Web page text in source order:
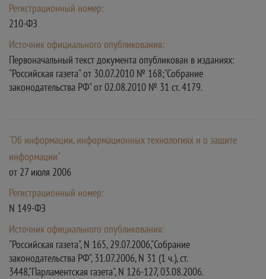
Регистрационный номер:
210-ФЗ
Источник официального опубликования:
Первоначальный текст документа опубликован в изданиях:
"Российская газета" от 30.07.2010 № 168;"Собрание
законодательства РФ" от 02.08.2010 № 31 ст. 4179.
"Об информации, информационных технологиях и о защите
информации"
от 27 июля 2006
Регистрационный номер:
N 149-ФЗ
Источник официального опубликования:
"Российская газета", N 165, 29.07.2006,"Собрание
законодательства РФ", 31.07.2006, N 31 (1 ч.), ст.
3448,"Парламентская газета", N 126-127, 03.08.2006.